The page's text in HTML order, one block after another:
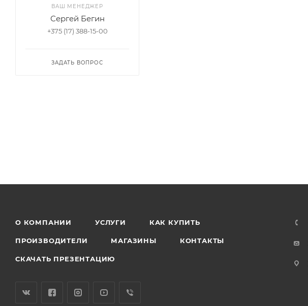
ВАШ МЕНЕДЖЕР
Сергей Бегин
+375 (17) 388-15-00
ЗАДАТЬ ВОПРОС
О КОМПАНИИ УСЛУГИ КАК КУПИТЬ
ПРОИЗВОДИТЕЛИ МАГАЗИНЫ КОНТАКТЫ
СКАЧАТЬ ПРЕЗЕНТАЦИЮ